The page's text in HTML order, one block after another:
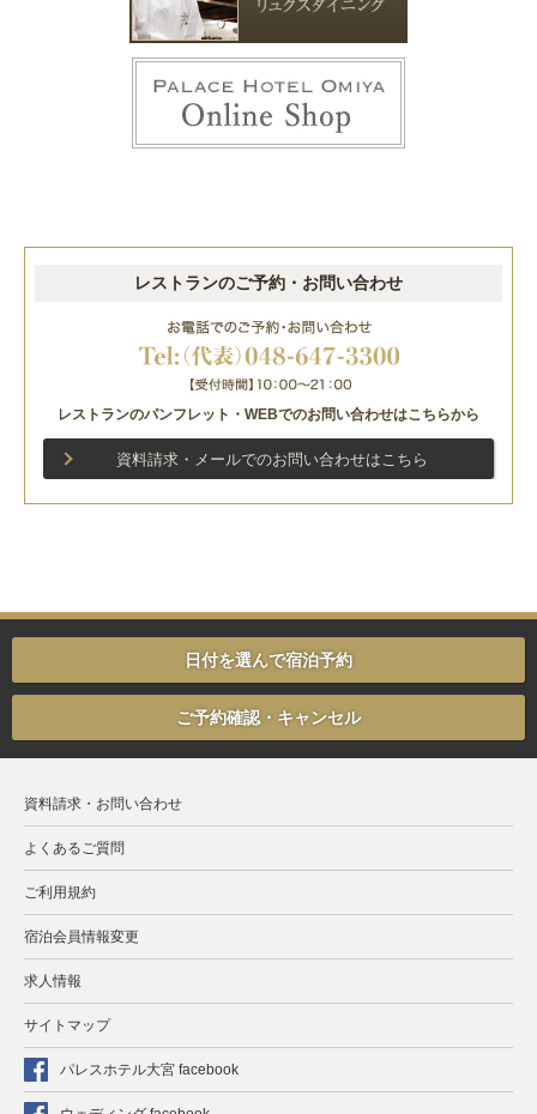
レストランのご予約・お問い合わせ
レストランのパンフレット・WEBでのお問い合わせはこちらから
資料請求・メールでのお問い合わせはこちら
日付を選んで宿泊予約
ご予約確認・キャンセル
資料請求・お問い合わせ
よくあるご質問
ご利用規約
宿泊会員情報変更
求人情報
サイトマップ
パレスホテル大宮 facebook